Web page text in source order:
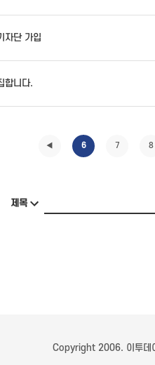
자단 가입
합니다.
◀ 6 7 8
Copyright 2006. 이투